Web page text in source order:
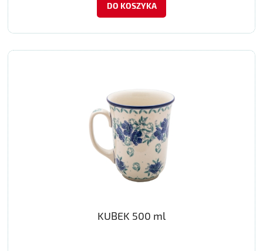
DO KOSZYKA
KUBEK 500 ml